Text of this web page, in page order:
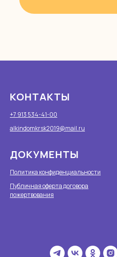
КОНТАКТЫ
+7 913 534-41-00
alkindomkrsk2019@mail.ru
ДОКУМЕНТЫ
Политика конфиденциальности
Публичная оферта договора
пожертвования